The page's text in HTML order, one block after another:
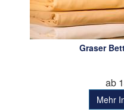
Graser
ab
Mehr